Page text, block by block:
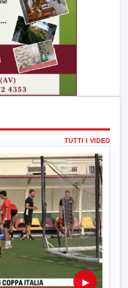
TUTTI I VIDEO
▶